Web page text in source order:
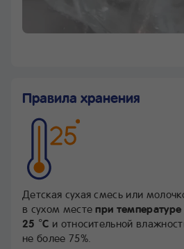
Правила хранения
Детская сухая смесь или
в сухом местепри температуре
25 °С и относительной
не более 75%.